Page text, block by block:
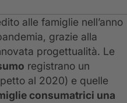
alle famiglie nell’anno
grazie alla
progettualità. Le
registrano un
al 2020) e quelle
consumatrici una